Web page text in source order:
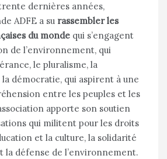
dernières années,
ADFE a su rassembler les
du monde qui s’engagent
de l’environnement, qui
le pluralisme, la
démocratie, qui aspirent à une
entre les peuples et les
apporte son soutien
qui militent pour les droits
et la culture, la solidarité
défense de l’environnement.